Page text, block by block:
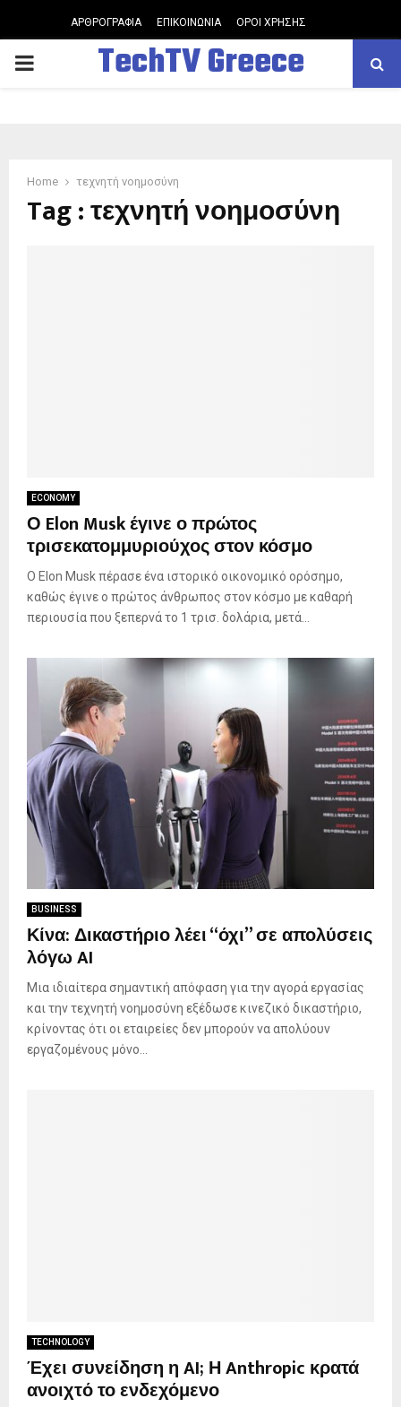
ΑΡΘΡΟΓΡΑΦΙΑ ΕΠΙΚΟΙΝΩΝΙΑ ΟΡΟΙ ΧΡΗΣΗΣ
PRIMARY TechTV Greece
Home τεχνητή νοημοσύνη
Tag : τεχνητή νοημοσύνη
ECONOMY
Ο Elon Musk έγινε ο πρώτος
τρισεκατομμυριούχος στον κόσμο
Ο Elon Musk πέρασε ένα ιστορικό οικονομικό ορόσημο,
καθώς έγινε ο πρώτος άνθρωπος στον κόσμο με καθαρή
περιουσία που ξεπερνά το 1 τρισ. δολάρια, μετά...
BUSINESS
Κίνα: Δικαστήριο λέει “όχι” σε απολύσεις
λόγω AI
Μια ιδιαίτερα σημαντική απόφαση για την αγορά εργασίας
και την τεχνητή νοημοσύνη εξέδωσε κινεζικό δικαστήριο,
κρίνοντας ότι οι εταιρείες δεν μπορούν να απολύουν
εργαζομένους μόνο...
TECHNOLOGY
Έχει συνείδηση η AI; Η Anthropic κρατά
ανοιχτό το ενδεχόμενο